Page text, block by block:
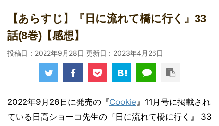
【あらすじ】『日に流れて橋に行く』33
話(8巻)【感想】
投稿日：2022年9月28日 更新日： 2023年4月26日
2022年9月26日に発売の『Cookie』11月号に掲載され
ている日高ショーコ先生の『日に流れて橋に行く』 33